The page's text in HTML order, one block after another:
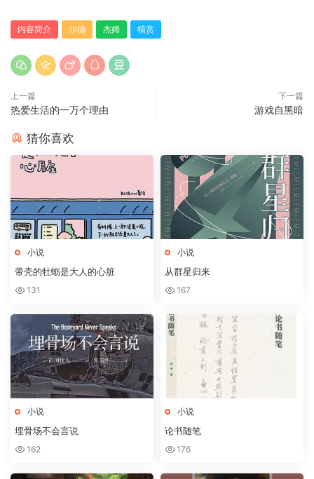
内容简介 尔德 杰姆 犒赏
上一篇
热爱生活的一万个理由
下一篇
游戏自黑暗
猜你喜欢
小说
带壳的牡蛎是大人的心脏
131
小说
从群星归来
167
小说
埋骨场不会言说
162
小说
论书随笔
176